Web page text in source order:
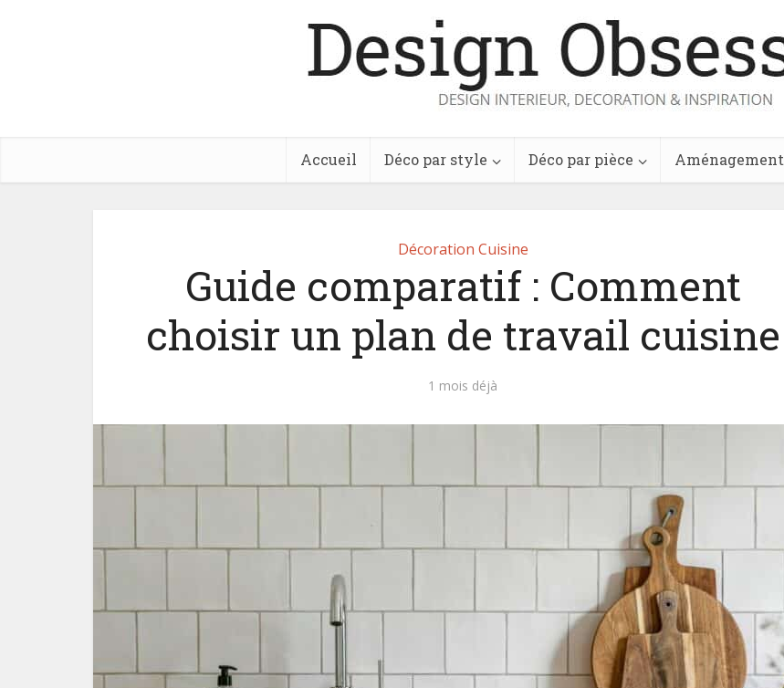
Accueil Déco par style Déco par pièce Aménagement
Décoration Cuisine
Guide comparatif : Comment
choisir un plan de travail cuisine
1 mois déjà